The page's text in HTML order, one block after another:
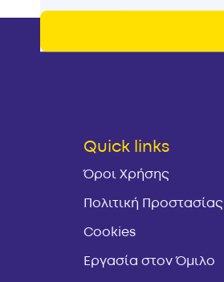
Quick links
Όροι Χρήσης
Πολιτική Προστασίας
Cookies
Εργασία στον Όμιλο